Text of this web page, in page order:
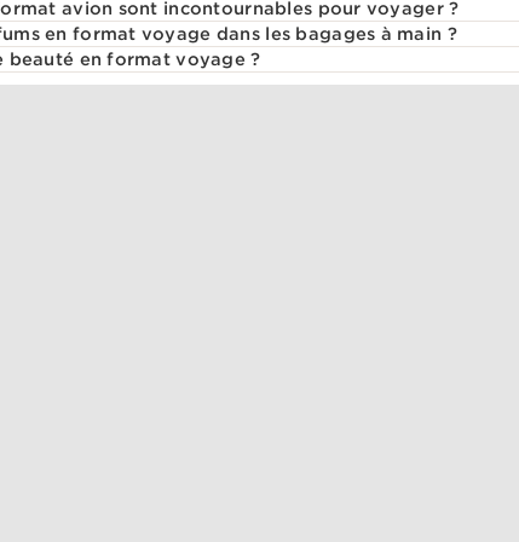
avion sont incontournables pour voyager ?
en format voyage dans les bagages à main ?
beauté en format voyage ?